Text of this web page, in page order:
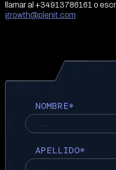
Acceder
llamar al +34913786161 o
growth@plenit.com
NOMBRE*
APELLIDO*